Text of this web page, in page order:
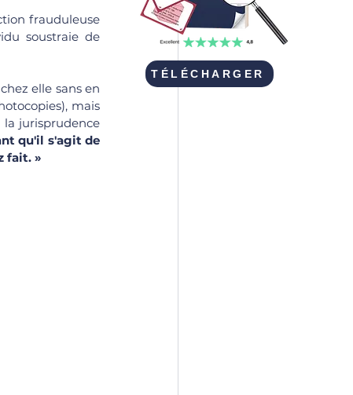
frauduleuse
soustraie de
elle sans en
mais
jurisprudence
qu'il s'agit de
fait. »
TÉLÉCHARGER